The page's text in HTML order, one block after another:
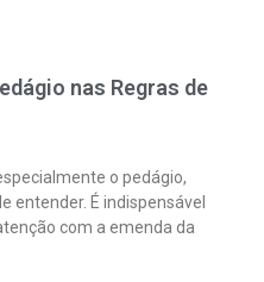
nas Regras de
o pedágio,
entender. É indispensável
com a emenda da